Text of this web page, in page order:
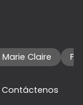
Marie Claire
Contáctenos